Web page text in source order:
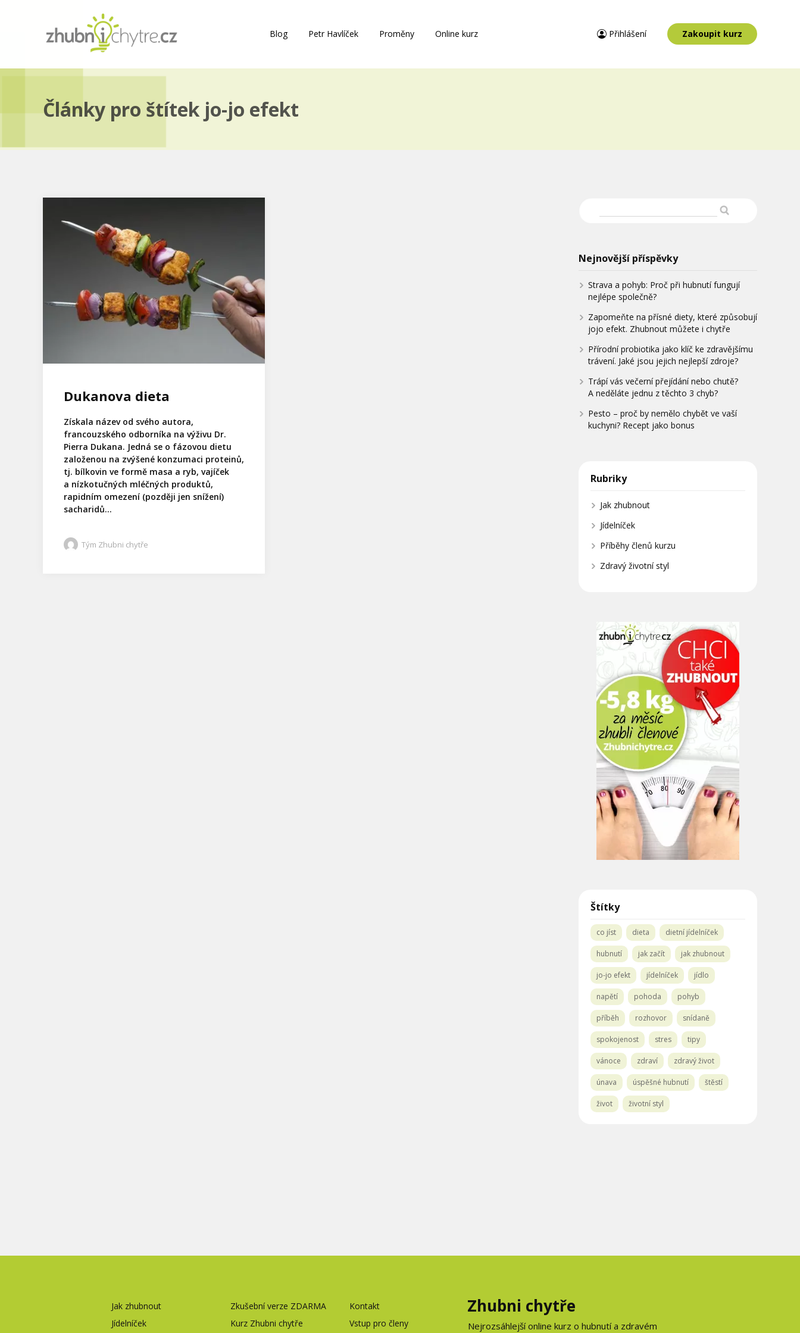
Blog Petr Havlíček Proměny Online kurz Přihlášení Zakoupit kurz
Články pro štítek jo-jo efekt
Dukanova dieta
Získala název od svého autora,
francouzského odborníka na výživu Dr.
Pierra Dukana. Jedná se o fázovou dietu
založenou na zvýšené konzumaci proteinů,
tj. bílkovin ve formě masa a ryb, vajíček
a nízkotučných mléčných produktů,
rapidním omezení (později jen snížení)
sacharidů...
Tým Zhubni chytře
Nejnovější příspěvky
Strava a pohyb: Proč při hubnutí fungují
nejlépe společně?
Zapomeňte na přísné diety, které způsobují
jojo efekt. Zhubnout můžete i chytře
Přírodní probiotika jako klíč ke zdravějšímu
trávení. Jaké jsou jejich nejlepší zdroje?
Trápí vás večerní přejídání nebo chutě?
A neděláte jednu z těchto 3 chyb?
Pesto – proč by nemělo chybět ve vaší
kuchyni? Recept jako bonus
Rubriky
Jak zhubnout
Jídelníček
Příběhy členů kurzu
Zdravý životní styl
Štítky
co jíst dieta dietní jídelníček
hubnutí jak začít jak zhubnout
jo-jo efekt jídelníček jídlo
napětí pohoda pohyb
příběh rozhovor snídaně
spokojenost stres tipy
vánoce zdraví zdravý život
únava úspěšné hubnutí štěstí
život životní styl
Jak zhubnout
Jídelníček
Zkušební verze ZDARMA
Kurz Zhubni chytře
Kontakt
Vstup pro členy
Zhubni chytře
Nejrozsáhlejší online kurz o hubnutí a zdravém